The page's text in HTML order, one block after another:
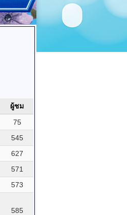
ผู้ชม
75
545
627
571
573
585